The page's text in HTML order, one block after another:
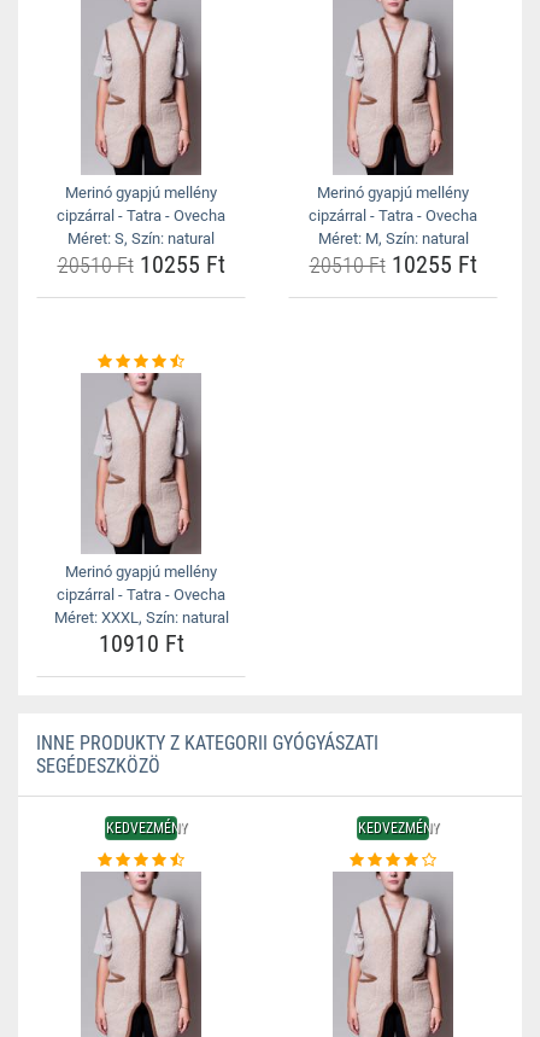
Merinó gyapjú mellény
cipzárral - Tatra - Ovecha
Méret: S, Szín: natural
20510 Ft10255 Ft
Merinó gyapjú mellény
cipzárral - Tatra - Ovecha
Méret: M, Szín: natural
20510 Ft10255 Ft
Merinó gyapjú mellény
cipzárral - Tatra - Ovecha
Méret: XXXL, Szín: natural
10910 Ft
INNE PRODUKTY Z KATEGORII GYÓGYÁSZATI
SEGÉDESZKÖZÖ
KEDVEZMÉNY KEDVEZMÉNY